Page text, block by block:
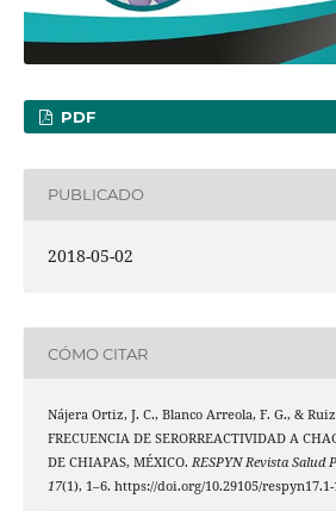
PDF
PUBLICADO
2018-05-02
CÓMO CITAR
Nájera Ortiz, J. C., Blanco Arreola, F. G., &
FRECUENCIA DE SERORREACTIVIDAD A
DE CHIAPAS, MÉXICO. RESPYN Revista Salud
17(1), 1–6. https://doi.org/10.29105/respyn17.1-